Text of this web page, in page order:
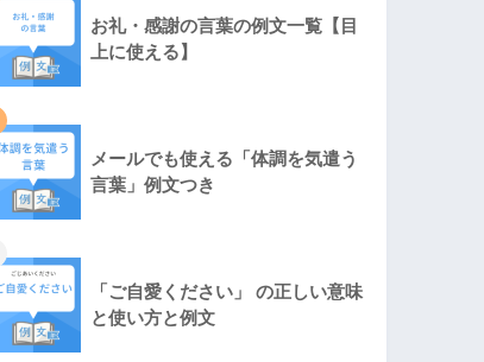
お礼・感謝の言葉の例文一覧【目
上に使える】
メールでも使える「体調を気遣う
言葉」例文つき
「ご自愛ください」 の正しい意味
と使い方と例文